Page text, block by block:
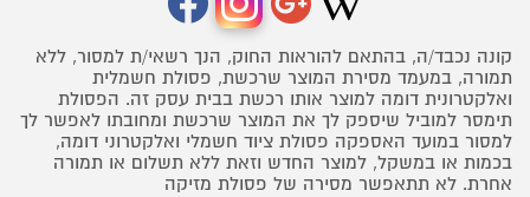
קונה נכבד/ה, בהתאם להוראות החוק, הנך רשאי/ת למסור, ללא
תמורה, במעמד מסירת המוצר שרכשת, פסולת חשמלית
ואלקטרונית דומה למוצר אותו רכשת בבית עסק זה. הפסולת
תימסר למוביל שיספק לך את המוצר שרכשת ומחובתו לאפשר לך
למסור במועד האספקה פסולת ציוד חשמלי ואלקטרוני דומה,
בכמות או במשקל, למוצר החדש וזאת ללא תשלום או תמורה
אחרת. לא תתאפשר מסירה של פסולת מזיקה